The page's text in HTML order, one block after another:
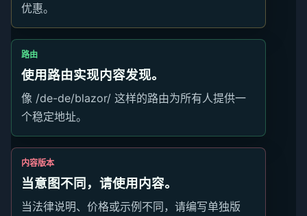
优惠。
路由
使用路由实现内容发现。
像 /de-de/blazor/ 这样的路由为所有人提供一
个稳定地址。
内容版本
当意图不同，请使用内容。
当法律说明、价格或示例不同，请编写单独版